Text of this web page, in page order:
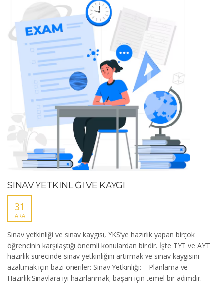
SINAV YETKİNLİĞİ VE KAYGI
31
ARA
Sınav yetkinliği ve sınav kaygısı, YKS’ye hazırlık yapan birçok
öğrencinin karşılaştığı önemli konulardan biridir. İşte TYT ve AYT
hazırlık sürecinde sınav yetkinliğini artırmak ve sınav kaygısını
azaltmak için bazı öneriler: Sınav Yetkinliği: Planlama ve
Hazırlık:Sınavlara iyi hazırlanmak, başarı için temel bir adımdır.